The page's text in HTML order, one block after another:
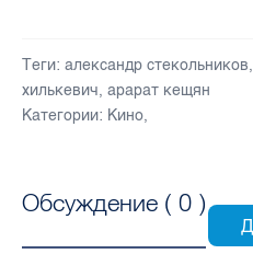
Теги: александр стекольников,
хилькевич, арарат кещян
Категории: Кино,
Обсуждение ( 0 )